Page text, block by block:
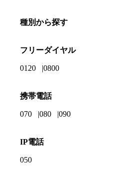
種別から探す
フリーダイヤル
0120 0800
携帯電話
070 080 090
IP電話
050